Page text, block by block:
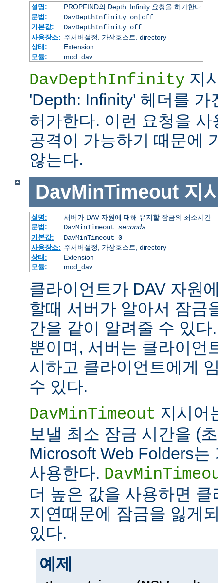
설명:
PROPFIND의 Depth: Infinity 요청을 허가한다
문법:
DavDepthInfinity on|off
기본값:
DavDepthInfinity off
사용장소: 주서버설정, 가상호스트, directory
상태:
Extension
모듈:
mod_dav
DavDepthInfinity 지
'Depth: Infinity' 헤더를
허가한다. 이런 요청을
공격이 가능하기 때문에
않는다.
DavMinTimeout 지
설명:
서버가 DAV 자원에 대해 유지할 잠금의 최소시간
문법:
DavMinTimeout seconds
기본값:
DavMinTimeout 0
사용장소: 주서버설정, 가상호스트, directory
상태:
Extension
모듈:
mod_dav
클라이언트가 DAV 자원
할때 서버가 알아서 잠금
간을 같이 알려줄 수 있
뿐이며, 서버는 클라이언
시하고 클라이언트에게
수 있다.
DavMinTimeout 지시어
보낼 최소 잠금 시간을 (
Microsoft Web Folders는
사용한다.
더 높은 값을 사용하면
지연때문에 잠금을 잃게
있다.
예제